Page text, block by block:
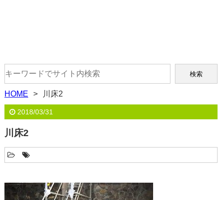
HOME 川床2
2018/03/31
川床2